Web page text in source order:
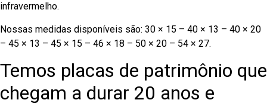
infravermelho.
Nossas medidas disponíveis são: 30 × 15 – 40 × 13 – 40 × 20
– 45 × 13 – 45 × 15 – 46 × 18 – 50 × 20 – 54 × 27.
Temos placas de patrimônio que
chegam a durar 20 anos e